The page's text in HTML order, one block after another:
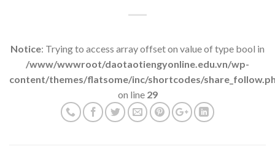
Notice: Trying to access array offset on value of type bool in
/www/wwwroot/daotaotiengyonline.edu.vn/wp-
content/themes/flatsome/inc/shortcodes/
on line 29